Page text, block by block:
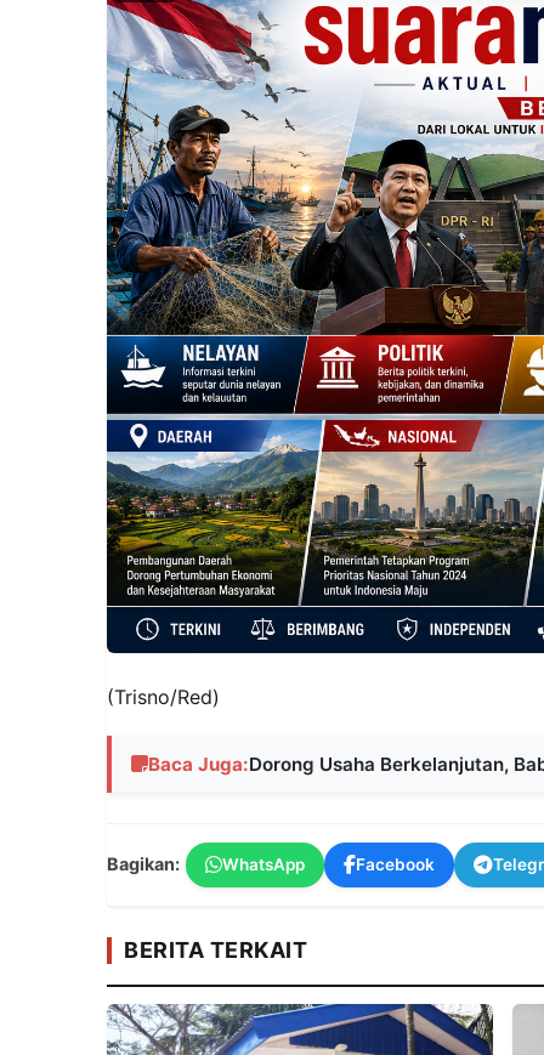
(Trisno/Red)
Baca Juga:Dorong Usaha Berkelanjutan,
Bagikan: WhatsApp Facebook
BERITA TERKAIT